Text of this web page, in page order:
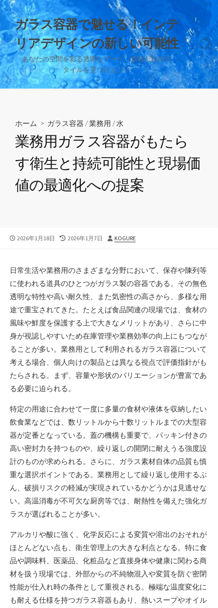
コ
ン
テ
ン
ツ
へ
ス
キ
ガラス容器で魅せる！インテ
リアデザインの新しい可能性
あなたの空間を彩る透明なアート、自分だけのス
タイルを見つけよう！
検
索
切
り
替
ホーム > ガラス容器 /業務用 /水
業務用ガラス容器がもたら
す衛生と持続可能性と現場価
値の最適化への提案
公
2026年1月18日
最
新
日
2026年1月7日
投
KOGURE
日常生活や業務用のさまざまな分野において、保存や陳列等
に使われる道具のひとつがガラス製の容器である。 その無色
透明な特性や高い耐久性、また気密性の高さから、多様な用
途で重宝されてきた。たとえば食品関連の現場では、食材の
風味や鮮度を保護する上で大きなメリットがあり、さらに中
身が視認しやすいため在庫管理や業務効率の向上にもつなが
ることが多い。業務用として利用されるガラス容器について
考える場合、個人向けの製品とは異なる視点で評価指針がも
たらされる。まず、容量や形状のバリエーションが豊富であ
る必要に迫られる。
特定の用途に合わせて一度に多量の食材や液体を収納したい
飲食業などでは、数リットルから十数リットルまでの大型容
器が定番となっている。蓋の機構も重要で、パッキン付きの
高い密封力を持つものや、繰り返しの開閉に耐えうる強度設
計のものが求められる。さらに、ガラス素材自体の品質も慎
重な選択ポイントである。業務用として繰り返し使用するぶ
ん、破損リスクの軽減が実現されているかどうかは見逃せな
い。高温消毒が不可欠な厨房等では、耐熱性を備えた強化ガ
ラスが選ばれることが多い。
アルカリや酸に強く、化学反応による変質や溶出のおそれが
ほとんどない点も、衛生管理上の大きな利点となる。特に食
品や調味料、医薬品、化粧品など直接身体や健康に関わる商
材を扱う現場では、外部からの不純物混入や変質を防ぐ密閉
性能が仕入れ時の条件として重視される。極端な温度変化に
も耐える仕様を持つガラス容器もあり、熱いスープやオイル